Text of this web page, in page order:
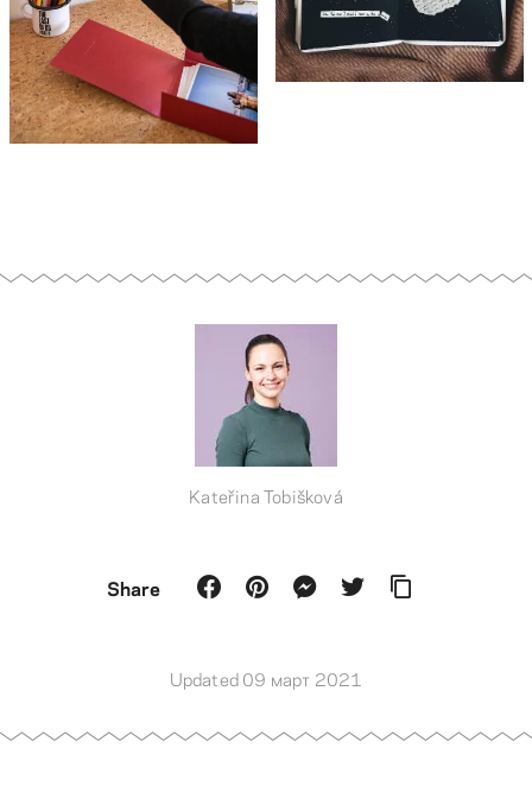
Kateřina Tobišková
Share
Updated 09 март 2021